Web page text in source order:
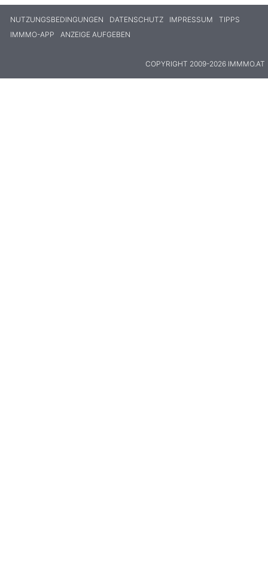
NUTZUNGSBEDINGUNGEN DATENSCHUTZ IMPRESSUM
TIPPS
IMMMO-APP
ANZEIGE AUFGEBEN
COPYRIGHT 2009-2026 IMMMO.AT